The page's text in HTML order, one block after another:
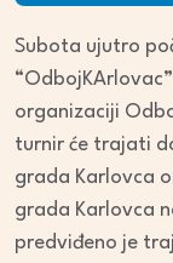
Subota ujutro
organizaciji
turnir će trajati
grada Karlovca
grada Karlovca
predviđeno je